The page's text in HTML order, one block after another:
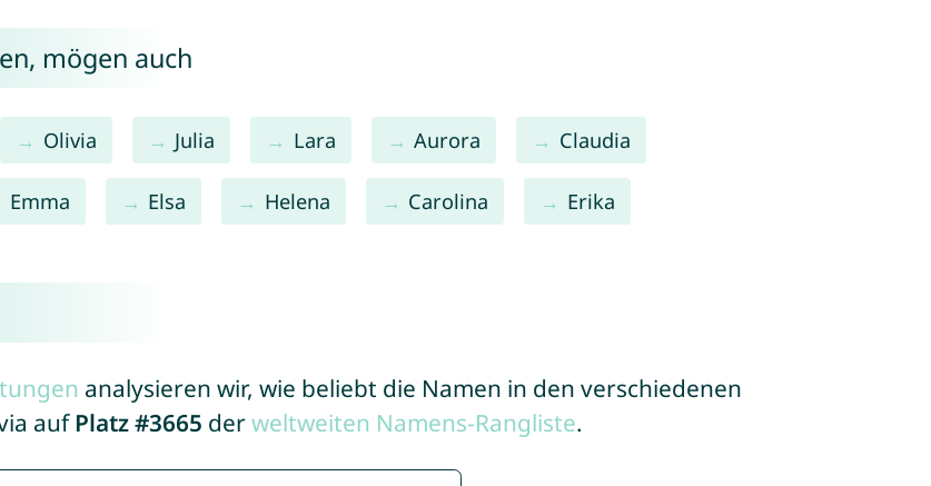
mögen auch
Olivia Julia Lara Aurora Claudia
Emma Elsa Helena Carolina Erika
analysieren wir, wie beliebt die Namen in den verschiedenen
auf Platz #3665 derweltweiten Namens-Rangliste.